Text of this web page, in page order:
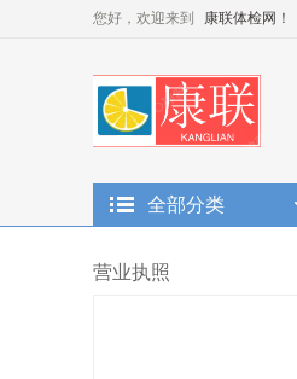
您好，欢迎来到 康联体检网！
全部分类
营业执照